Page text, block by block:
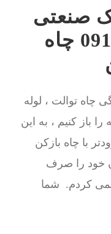
صنعتی
شریف 09129615767 چاه
چاه توالت ، لوله
باز کنیم ، به این
با چاه بازکن
خود را صرف
نمی کردم. شما